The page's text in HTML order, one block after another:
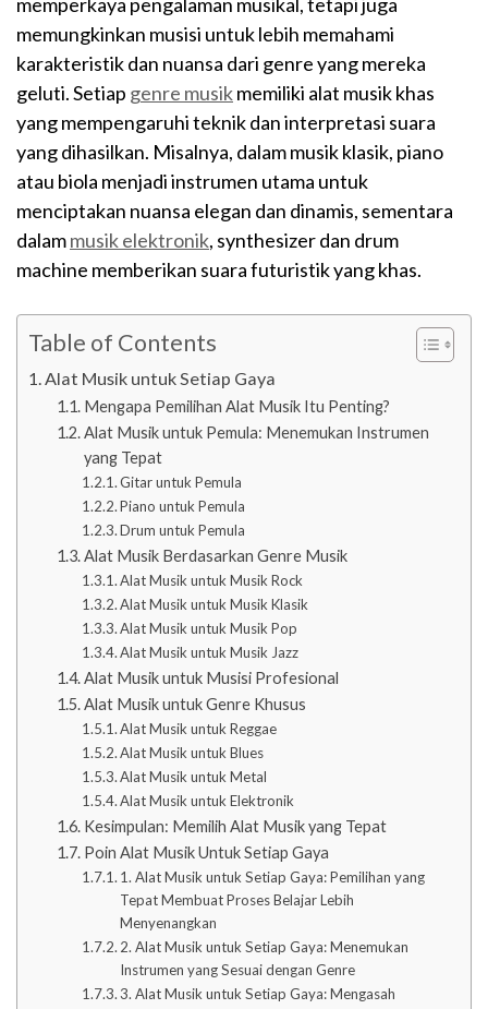
memungkinkan musisi untuk lebih memahami
karakteristik dan nuansa dari genre yang mereka
geluti. Setiap genre musikmemiliki alat musik khas
yang mempengaruhi teknik dan interpretasi suara
yang dihasilkan. Misalnya, dalam musik klasik, piano
atau biola menjadi instrumen utama untuk
menciptakan nuansa elegan dan dinamis, sementara
dalammusik elektronik, synthesizer dan drum
machine memberikan suara futuristik yang khas.
Table of Contents
Alat Musik untuk Setiap Gaya
Mengapa Pemilihan Alat Musik Itu Penting?
Alat Musik untuk Pemula: Menemukan Instrumen
yang Tepat
Gitar untuk Pemula
Piano untuk Pemula
Drum untuk Pemula
Alat Musik Berdasarkan Genre Musik
Alat Musik untuk Musik Rock
Alat Musik untuk Musik Klasik
Alat Musik untuk Musik Pop
Alat Musik untuk Musik Jazz
Alat Musik untuk Musisi Profesional
Alat Musik untuk Genre Khusus
Alat Musik untuk Reggae
Alat Musik untuk Blues
Alat Musik untuk Metal
Alat Musik untuk Elektronik
Kesimpulan: Memilih Alat Musik yang Tepat
Poin Alat Musik Untuk Setiap Gaya
1. Alat Musik untuk Setiap Gaya: Pemilihan yang
Tepat Membuat Proses Belajar Lebih
Menyenangkan
2. Alat Musik untuk Setiap Gaya: Menemukan
Instrumen yang Sesuai dengan Genre
3. Alat Musik untuk Setiap Gaya: Mengasah